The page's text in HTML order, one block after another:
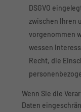
DSGVO
zwischen Ihren
vorgenommen
wessen
Recht, die
Wenn Sie die
Daten